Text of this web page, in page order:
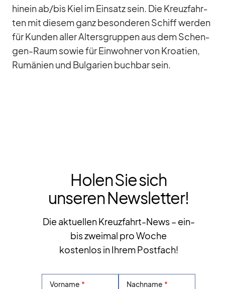
hin­ein ab/​bis Kiel im Ein­satz sein. Die Kreuz­fahr­
ten mit die­sem ganz be­son­de­ren Schiff wer­den
für Kun­den al­ler Al­ters­grup­pen aus dem Schen­
gen-Raum so­wie für Ein­woh­ner von Kroa­tien,
Ru­mä­nien und Bul­ga­rien buch­bar sein.
Holen Sie sich
unseren Newsletter!
Die aktuellen Kreuzfahrt-News – ein-
bis zweimal pro Woche
kostenlos in Ihrem Postfach!
Vorname Nachname